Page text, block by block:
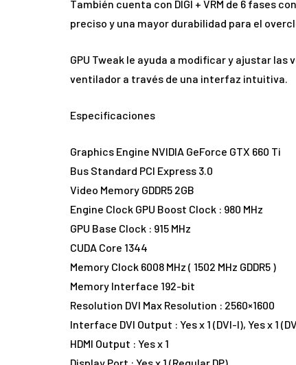
También cuenta con DIGI + VRM de 6 fases
preciso y una mayor durabilidad para el
GPU Tweak le ayuda a modificar y ajustar
ventilador a través de una interfaz intuitiva.
Especificaciones
Graphics Engine NVIDIA GeForce GTX 660 Ti
Bus Standard PCI Express 3.0
Video Memory GDDR5 2GB
Engine Clock GPU Boost Clock : 980 MHz
GPU Base Clock : 915 MHz
CUDA Core 1344
Memory Clock 6008 MHz ( 1502 MHz GDDR5 )
Memory Interface 192-bit
Resolution DVI Max Resolution : 2560×1600
Interface DVI Output : Yes x 1 (DVI-I), Yes x 1
HDMI Output : Yes x 1